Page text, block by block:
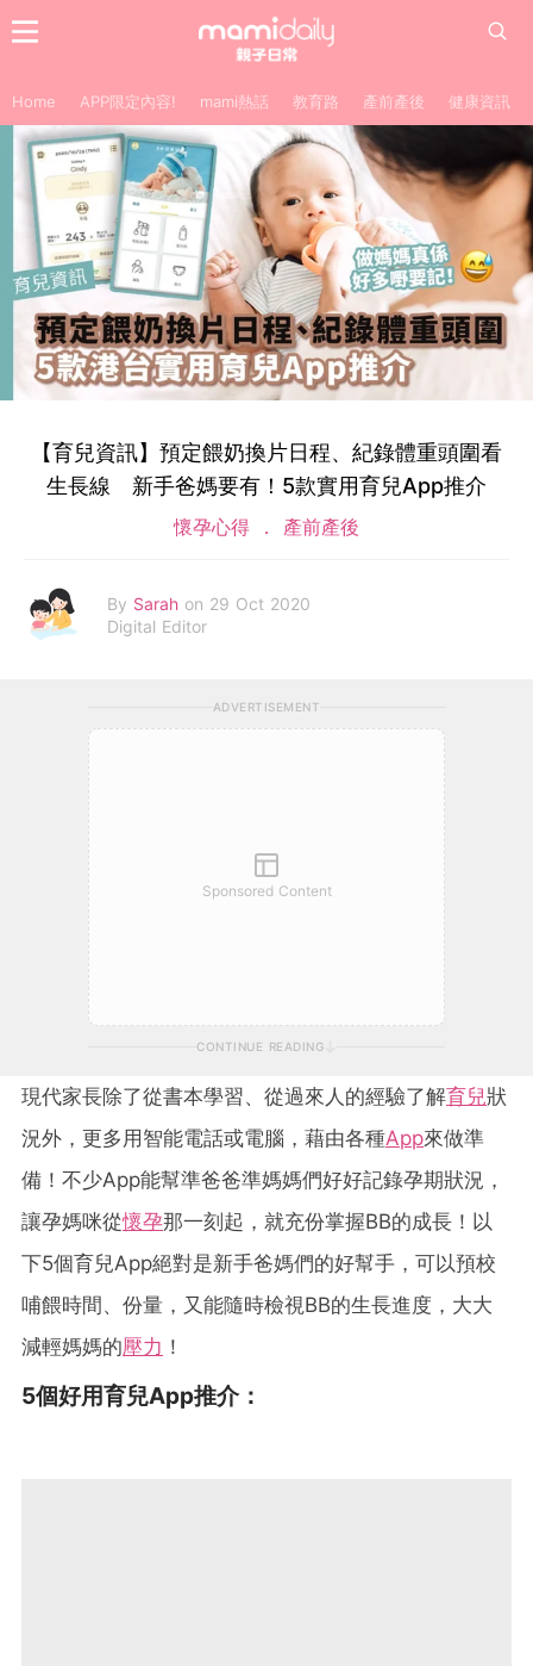
Home APP限定內容! mami熱話 教育路 產前產後 健康資訊
【育兒資訊】預定餵奶換片日程、紀錄體重頭圍看
生長線 新手爸媽要有！5款實用育兒App推介
懷孕心得 產前產後
By Sarah on 29 Oct 2020
Digital Editor
ADVERTISEMENT
Sponsored Content
CONTINUE READING
現代家長除了從書本學習、從過來人的經驗了解育兒狀
況外，更多用智能電話或電腦，藉由各種App來做準
備！不少App能幫準爸爸準媽媽們好好記錄孕期狀況，
讓孕媽咪從懷孕那一刻起，就充份掌握BB的成長！以
下5個育兒App絕對是新手爸媽們的好幫手，可以預校
哺餵時間、份量，又能隨時檢視BB的生長進度，大大
減輕媽媽的壓力 ！
5個好用育兒App推介：